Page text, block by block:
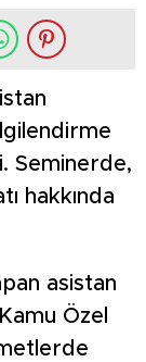
Seminerde,
hakkında
asistan
Özel